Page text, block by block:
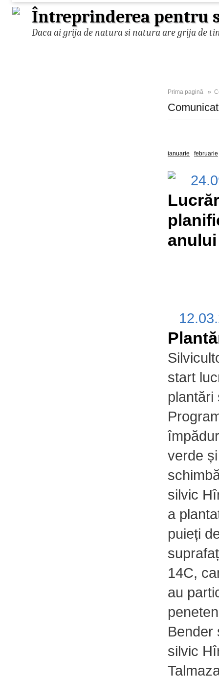
Întreprinderea pentru
Daca ai grija de natura si natura are grija de
Prima pagină »
ianuarie februarie
anului
start
plantări
verde
silvic
a
puieți
14C,
au
Bender
silvic